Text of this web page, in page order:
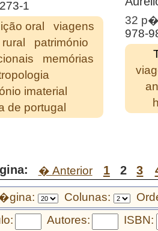
1
oral
viagens
património
memórias
imaterial
de portugal
32
978-
� Anterior 1 2 3
Colunas:
Autores:
ISBN: